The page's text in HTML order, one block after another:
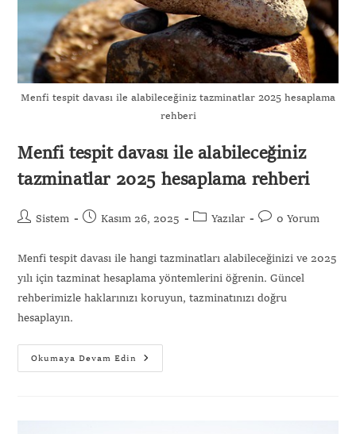
Menfi tespit davası ile alabileceğiniz tazminatlar 2025 hesaplama
rehberi
Menfi tespit davası ile alabileceğiniz
tazminatlar 2025 hesaplama rehberi
Sistem Kasım 26, 2025 Yazılar 0 Yorum
Menfi tespit davası ile hangi tazminatları alabileceğinizi ve 2025
yılı için tazminat hesaplama yöntemlerini öğrenin. Güncel
rehberimizle haklarınızı koruyun, tazminatınızı doğru
hesaplayın.
Okumaya Devam Edin